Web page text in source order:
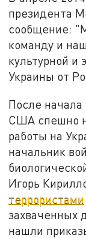
президента
сообщение:
команду и
культурной и
Украины от
После
США спешно
работы на
начальник
Игорь
террористами
захваченных
нашли